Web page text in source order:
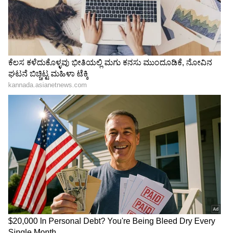
ಸೆರೆಮನೆಯಲ್ಲಿ; ಪತ್ನಿ ವಿಜಯಲಕ್ಷ್ಮೀ ಪೋಸ್ಟ್‌ಗೆ
ಅಪರೂಪದ ಕಾಮೆಂಟ್!
ಯಕ್ಷ ಪ್ರಶ್ನೆ! ವಿಜಯ್ ಜೊತೆ ಕೆವಿಎನ್‌ ಪ್ರೊಡಕ್ಷನ್ಸ್‌ನ
ವೆಂಕಟ್ ಕೆ. ನಾರಾಯಣ ರಾಜ್ಯಪಾಲರನ್ನು ಭೇಟಿ
3
Image Credit :Instagram
ಕಡಲ ಕಿನಾರೆಯಲ್ಲಿ ಮೂರು ತಲೆಮಾರುಗಳ ಸಂಗಮ!
ರಾಧಿಕಾ ಪಂಡಿತ್ ಅವರು ತಮ್ಮ ಇನ್‌ಸ್ಟಾಗ್ರಾಂ ಖಾತೆಯಲ್ಲಿ
ಕಡಲ ತೀರದ ಅದ್ಭುತ ಫೋಟೋಗಳನ್ನು ಹಂಚಿಕೊಂಡಿದ್ದಾರೆ.